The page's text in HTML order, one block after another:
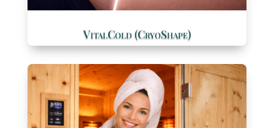
VitalCold (CryoShape)